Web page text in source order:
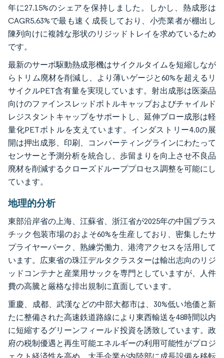
年に27.15%のシェアを保持しました。しかし、熱成形は
CAGR5.63%で最も速く成長しており、小売業者が棚出し
陳列向けに複雑な形状のリジッドトレイを求めているため
です。
最新のサーボ駆動熱成形機はサイクルタイムを短縮しなが
らトリム廃材を削減し、より薄いゲージと60%を超えるリ
サイクルPET含有量を実現しています。射出成形は医薬品
向けのファインスレッドボトルキャップおよびチャイルド
レジスタントキャップをサポートし、延伸ブロー成形は軽
量化PETボトルを支えています。インダストリー4.0の展
開は押出成形、印刷、コンバーティングラインにわたって
センサーと予測分析を統合し、歩留まりを向上させ不良品
廃材を削減するクローズドループプロセス調整を可能にし
ています。
地理的分析
東部沿岸省の上海、江蘇省、浙江省が2025年の中国プラス
チック包装市場のおよそ60%を生産しており、密集したサ
プライヤーパーク、熟練労働力、港湾アクセスを活用して
います。広東省の珠江デルタクラスターは輸出志向のリジ
ッドコンテナと産業用サックを専門としていますが、人件
費の高騰と厳格な排出規制に直面しています。
重慶、成都、武漢などの中部大都市は、30%低い地価と新
たに整備された高速鉄道路線により東西輸送を48時間以内
に短縮するグリーンフィールド投資を誘致しています。政
府の税制優遇と再生可能エネルギーの利用可能性がプロジ